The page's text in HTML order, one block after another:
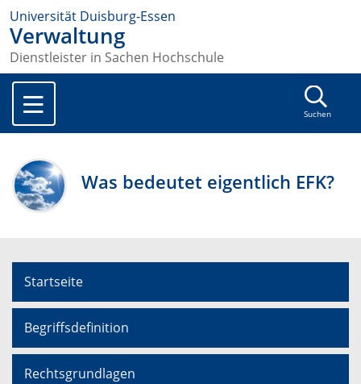
Universität Duisburg-Essen
Verwaltung
Dienstleister in Sachen Hochschule
Suchen
Was bedeutet eigentlich EFK?
Startseite
Begriffsdefinition
Rechtsgrundlagen